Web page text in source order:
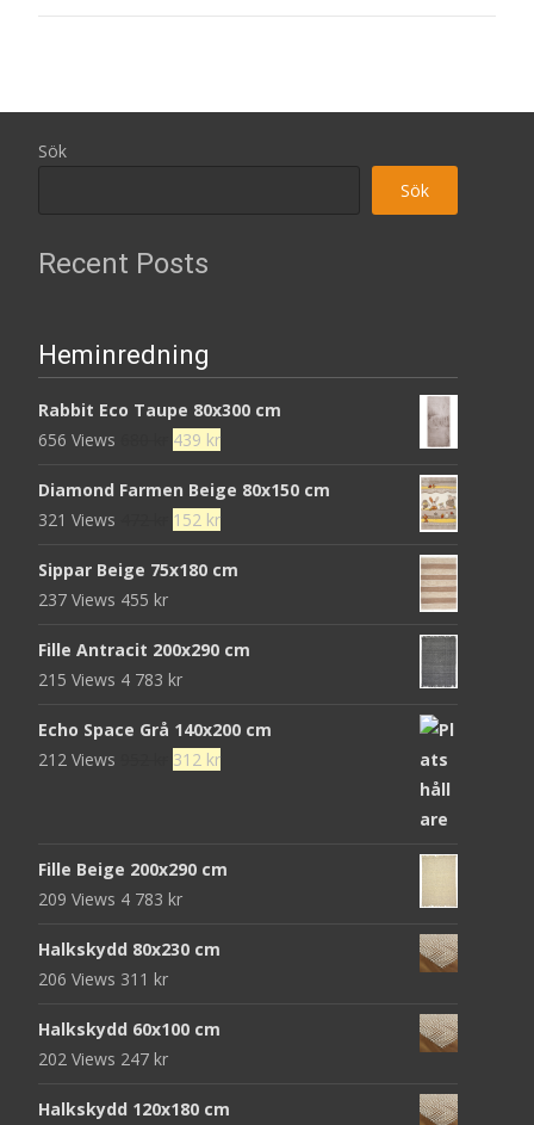
Sök
Sök
Recent Posts
Heminredning
Rabbit Eco Taupe 80x300 cm
656 Views
Det
priset
var:
439 krDet
priset
är:
Diamond Farmen Beige 80x150 cm
321 Views
Det
priset
152 krDet
priset
Sippar Beige 75x180 cm
237 Views 455 kr
Fille Antracit 200x290 cm
215 Views 4 783 kr
Echo Space Grå 140x200 cm
212 Views
Det
952 kr.
312 krDet
312 kr.
Fille Beige 200x290 cm
209 Views 4 783 kr
Halkskydd 80x230 cm
206 Views 311 kr
Halkskydd 60x100 cm
202 Views 247 kr
Halkskydd 120x180 cm